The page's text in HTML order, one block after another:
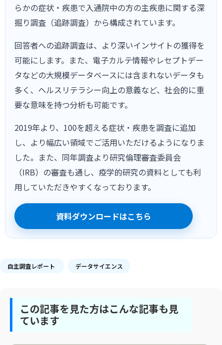
らかの症状・疾患で入通院中の方の主疾患に関する深
掘り調査（追跡調査）から構成されています。
回答者への追跡調査は、より深いインサイトの獲得を
可能にします。また、電子カルテ情報やレセプトデー
タなどの大規模データベースには含まれないデータも
多く、ヘルスリテラシー向上の意義など、社会的に重
要な意味を持つ分析も可能です。
2019年より、100を超える症状・疾患を調査に追加
し、より幅広い領域でご活用いただけるようになりま
した。また、同年調査より研究倫理審査委員会
（IRB）の審査も通し、疫学的研究の資料としても利
用していただきやすくなっております。
資料ダウンロードはこちら
自主調査レポート データサイエンス
この記事を見た方はこんな記事も見
ています